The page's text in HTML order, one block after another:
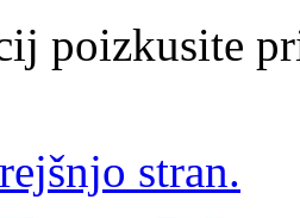
poizkusite
stran.